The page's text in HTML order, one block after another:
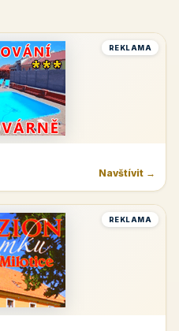
REKLAMA
Navštívit →
REKLAMA